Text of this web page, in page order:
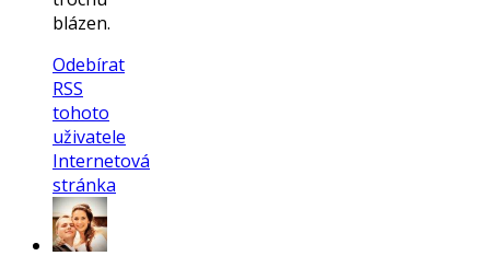
blázen.
Odebírat
RSS
tohoto
uživatele
Internetová
stránka